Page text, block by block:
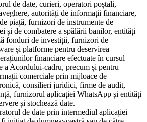
de date, curieri, operatori poștali,
autorități de informații financiare,
piață, furnizori de instrumente de
și de combatere a spălării banilor, entități
fonduri de investiții, furnizori de
și platforme pentru deservirea
financiare efectuate în cursul
a Acordului-cadru, precum și pentru
comerciale prin mijloace de
consilieri juridici, firme de audit,
furnizorul aplicației WhatsApp și entități
și stochează date.
de date prin intermediul aplicației